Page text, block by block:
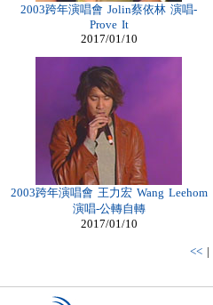
2003跨年演唱會 Jolin蔡依林 演唱-
Prove It
2017/01/10
2003跨年演唱會 王力宏 Wang Leehom
演唱-公轉自轉
2017/01/10
<<|